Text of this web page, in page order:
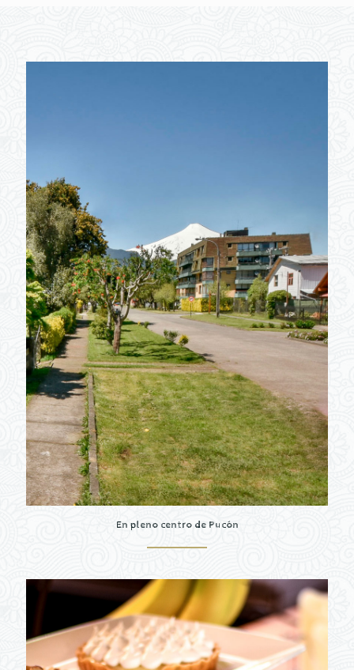
En pleno centro de Pucón